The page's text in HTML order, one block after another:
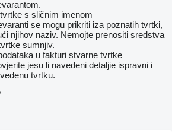
s sličnim imenom
se mogu prikriti iza poznatih tvrtki,
njihov naziv. Nemojte prenositi sredstva
sumnjiv.
u fakturi stvarne tvrtke
jesu li navedeni detaljie ispravni i
tvrtku.